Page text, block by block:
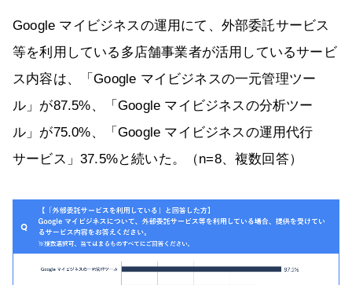
Google マイビジネスの運用にて、外部委託サービス
等を利用している多店舗事業者が活用しているサービ
ス内容は、「Google マイビジネスの一元管理ツー
ル」が87.5%、「Google マイビジネスの分析ツー
ル」が75.0%、「Google マイビジネスの運用代行
サービス」37.5%と続いた。（n=8、複数回答）